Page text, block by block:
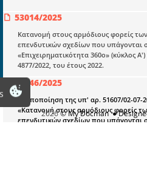
53014/2025
Κατανομή στους αρμόδιους φορείς
επενδυτικών σχεδίων που υπάγονται
«Επιχειρηματικότητα 360ο» (κύκλος
4877/2022, του έτους 2022.
76846/2025
Τροποποίηση της υπ' αρ. 51607/02-07-
«Κατανομή στους αρμόδιους φορείς
επενδυτικών σχεδίων που
Οροι χρησης ιστοτοπου
2026© My Docman●